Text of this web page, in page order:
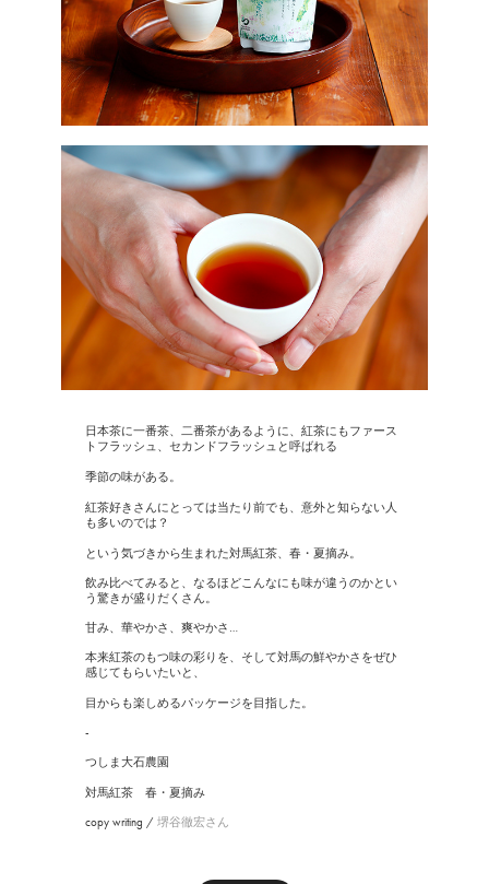
日本茶に一番茶、二番茶があるように、紅茶にもファース
トフラッシュ、セカンドフラッシュと呼ばれる
季節の味がある。
紅茶好きさんにとっては当たり前でも、意外と知らない人
も多いのでは？
という気づきから生まれた対馬紅茶、春・夏摘み。
飲み比べてみると、なるほどこんなにも味が違うのかとい
う驚きが盛りだくさん。
甘み、華やかさ、爽やかさ…
本来紅茶のもつ味の彩りを、そして対馬の鮮やかさをぜひ
感じてもらいたいと、
目からも楽しめるパッケージを目指した。
-
つしま大石農園
対馬紅茶 春・夏摘み
copy writing /堺谷徹宏さん